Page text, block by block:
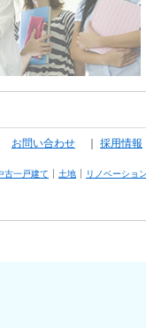
お問い合わせ 採用情報
古一戸建て 土地
リノベーショ